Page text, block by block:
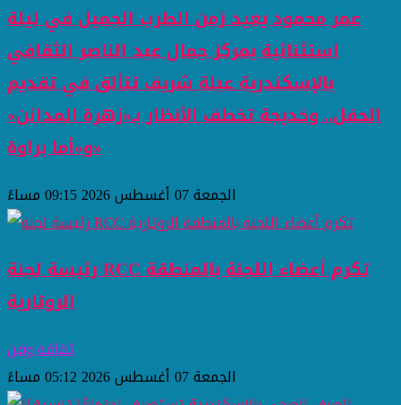
عمر محمود يعيد زمن الطرب الجميل في ليلة
استثنائية بمركز جمال عبد الناصر الثقافي
بالإسكندرية عبلة شريف تتألق في تقديم
الحفل.. وخديجة تخطف الأنظار بـ«زهرة المدائن»
و«أما براوة»
الجمعة 07 أغسطس 2026 09:15 مساءً
رئيسة لجنة RCC تكرم أعضاء اللجنة بالمنطقة
الروتارية
ثقافة وفن
الجمعة 07 أغسطس 2026 05:12 مساءً